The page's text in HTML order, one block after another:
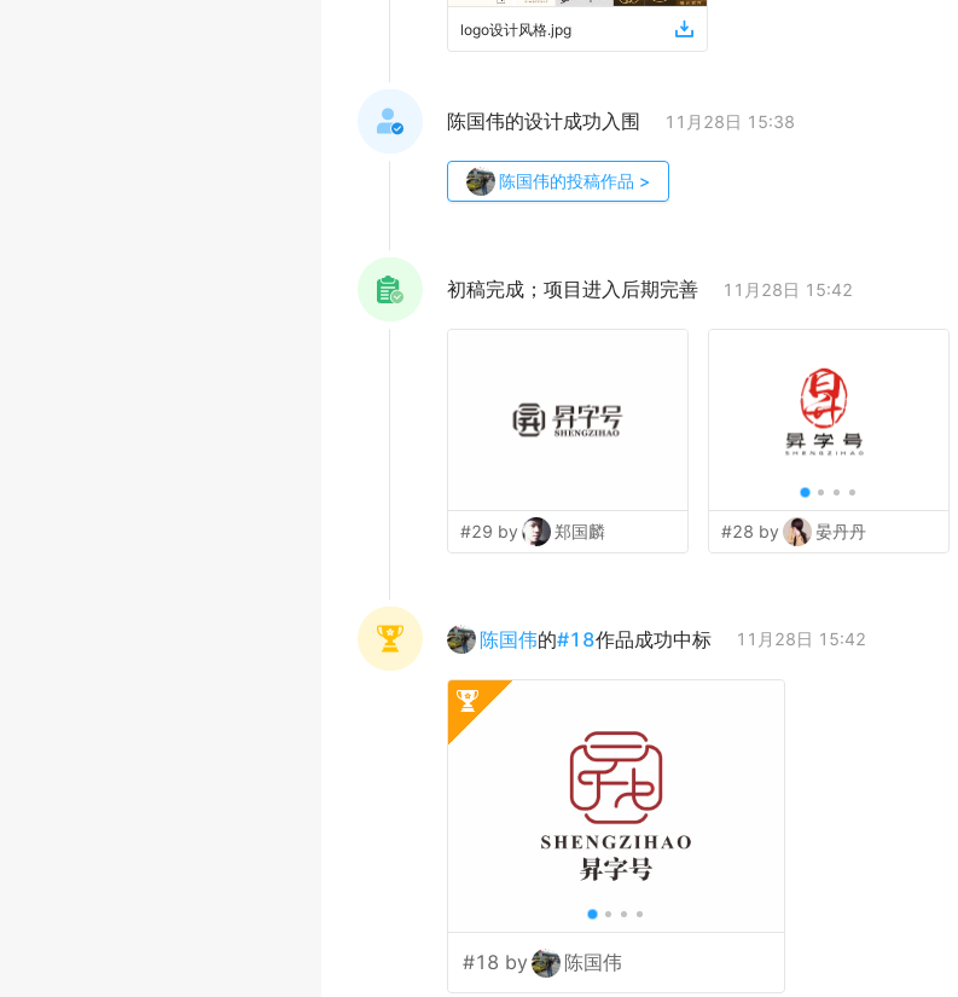
logo设计风格.jpg
陈国伟的设计成功入围 11月28日 15:38
陈国伟的投稿作品 >
初稿完成；项目进入后期完善 11月28日 15:42
#29 by 郑国麟 #28 by 晏丹丹
陈国伟的#18作品成功中标 11月28日 15:42
#18 by 陈国伟